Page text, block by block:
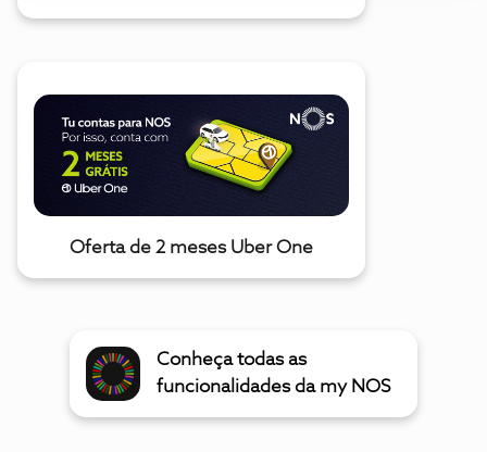
Oferta de 2 meses Uber One
Conheça todas as
funcionalidades da my NOS